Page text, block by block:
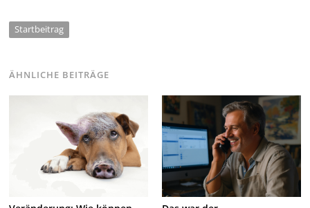
Startbeitrag
ÄHNLICHE BEITRÄGE